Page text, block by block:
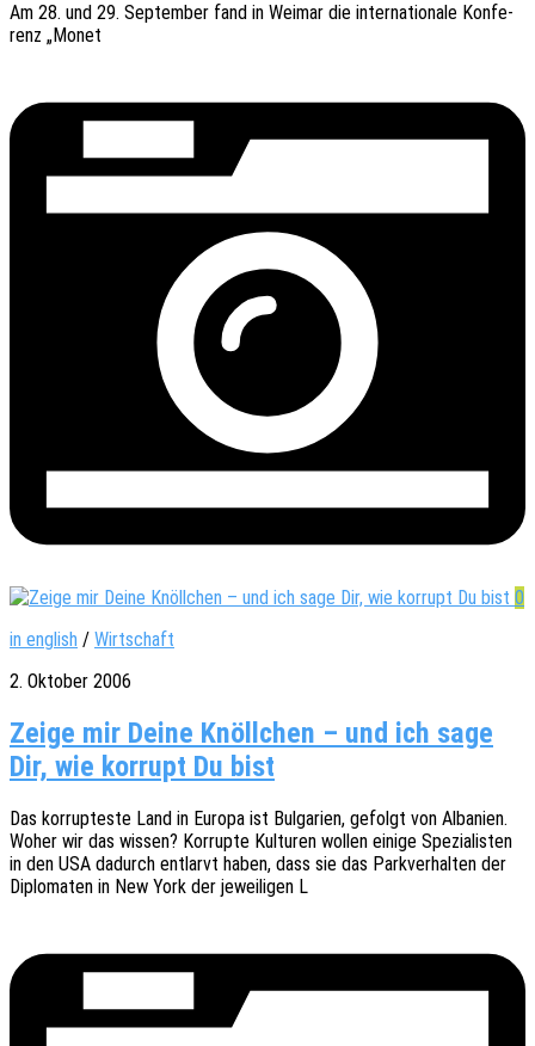
Am 28. und 29. Septem­ber fand in Weimar die inter­na­tio­na­le Konfe­
renz „Monet
0
in english / Wirtschaft
2. Oktober 2006
Zeige mir Deine Knöllchen – und ich sage
Dir, wie korrupt Du bist
Das korrup­tes­te Land in Europa ist Bulga­ri­en, gefolgt von Alba­ni­en.
Woher wir das wissen? Korrup­te Kultu­ren wollen einige Spezia­lis­ten
in den USA dadurch entlarvt haben, dass sie das Park­ver­hal­ten der
Diplo­ma­ten in New York der jewei­li­gen L